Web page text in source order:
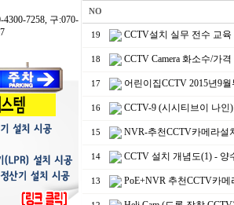
NO
19 CCTV설치 실무 전수 교
18 CCTV Camera 화소수/가
17 어린이집CCTV 2015년9
16 CCTV-9 (시시티브이 나
15 NVR-추천CCTV카메라설
14 CCTV 설치 개념도(1) -
13 PoE+NVR 추천CCTV카